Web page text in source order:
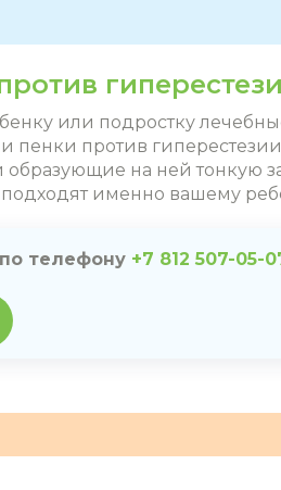
или подростку
пенки против
на ней тонкую
именно вашему
телефону +7 812 507-05-